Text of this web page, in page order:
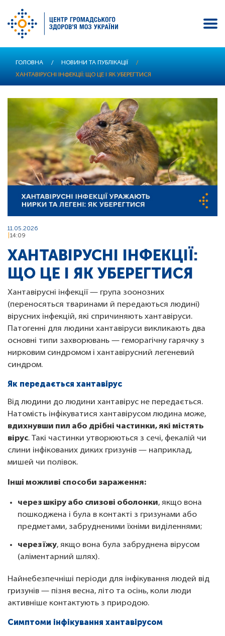
основного
ГОЛОВНА / НОВИНИ ТА ПУБЛІКАЦІЇ
/
ХАНТАВІРУСНІ ІНФЕКЦІЇ: ЩО ЦЕ І ЯК УБЕРЕГТИСЯ
11.05.2026
14:09
ХАНТАВІРУСНІ ІНФЕКЦІЇ:
ЩО ЦЕ І ЯК УБЕРЕГТИСЯ
Хантавірусні інфекції — група зоонозних
(переносяться тваринами й передаються людині)
вірусних інфекцій, які спричиняють хантавіруси.
Патогенні для людини хантавіруси викликають два
основні типи захворювань — геморагічну гарячку з
нирковим синдромом і хантавірусний легеневий
синдром.
Як передається хантавірус
Від людини до людини хантавірус не передається.
Натомість інфікуватися хантавірусом людина може,
вдихнувши пил або дрібні частинки, які містять
вірус. Такі частинки утворюються з сечі, фекалій чи
слини інфікованих диких гризунів — наприклад,
мишей чи полівок.
Інші можливі способи зараження:
через шкіру або слизові оболонки, якщо вона
пошкоджена і була в контакті з гризунами або
предметами, забрудненими їхніми виділеннями;
через їжу, якщо вона була забруднена вірусом
(аліментарний шлях).
Найнебезпечніші періоди для інфікування людей від
гризунів — пізня весна, літо та осінь, коли люди
активніше контактують з природою.
Симптоми інфікування хантавірусом